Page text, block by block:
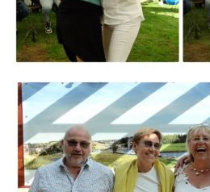
Branding
ARMCHAIR